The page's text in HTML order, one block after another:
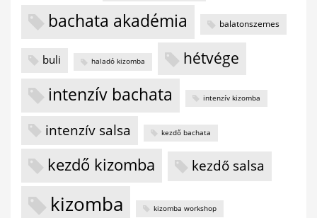
bachata akadémia balatonszemes
buli haladó kizomba hétvége
intenzív bachata intenzív kizomba
intenzív salsa kezdő bachata
kezdő kizomba kezdő salsa
kizomba kizomba workshop